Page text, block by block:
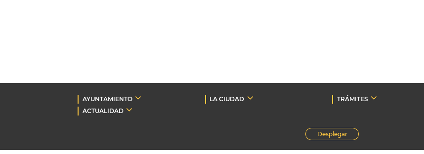
AYUNTAMIENTO LA CIUDAD TRÁMITES
ACTUALIDAD
Desplegar